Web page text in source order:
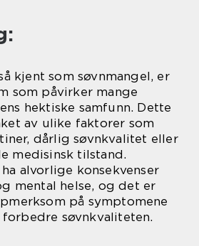
kjent som søvnmangel, er
som påvirker mange
hektiske samfunn. Dette
av ulike faktorer som
dårlig søvnkvalitet eller
medisinsk tilstand.
alvorlige konsekvenser
mental helse, og det er
på symptomene
søvnkvaliteten.